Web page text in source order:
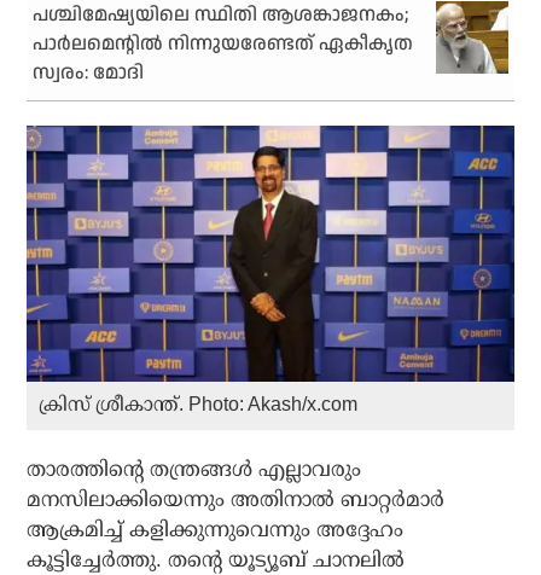
പശ്ചിമേഷ്യയിലെ സ്ഥിതി ആശങ്കാജനകം;
പാര്‍ലമെന്റില്‍ നിന്നുയരേണ്ടത് ഏകീകൃത
സ്വരം: മോദി
ക്രിസ് ശ്രീകാന്ത്. Photo: Akash/x.com
താരത്തിന്റെ തന്ത്രങ്ങള്‍ എല്ലാവരും
മനസിലാക്കിയെന്നും അതിനാല്‍ ബാറ്റര്‍മാര്‍
ആക്രമിച്ച് കളിക്കുന്നുവെന്നും അദ്ദേഹം
കൂട്ടിച്ചേര്‍ത്തു. തന്റെ യൂട്യൂബ് ചാനലില്‍